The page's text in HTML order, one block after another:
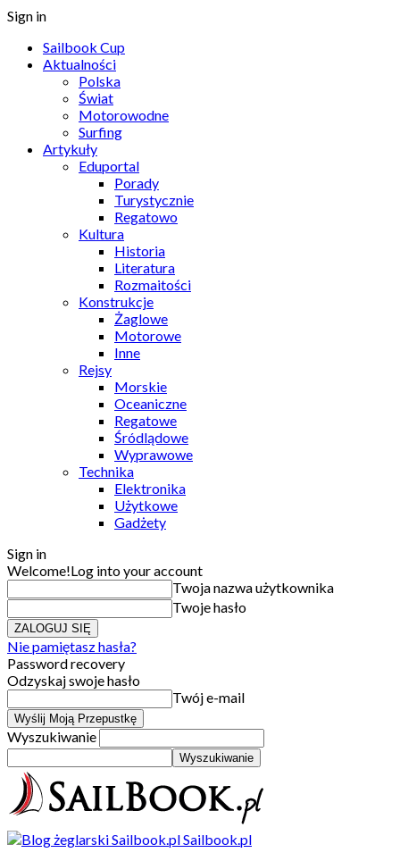
Sign in
Sailbook Cup
Aktualności
Polska
Świat
Motorowodne
Surfing
Artykuły
Eduportal
Porady
Turystycznie
Regatowo
Kultura
Historia
Literatura
Rozmaitości
Konstrukcje
Żaglowe
Motorowe
Inne
Rejsy
Morskie
Oceaniczne
Regatowe
Śródlądowe
Wyprawowe
Technika
Elektronika
Użytkowe
Gadżety
Sign in
Welcome!Log into your account
Twoja nazwa użytkownika
Twoje hasło
Nie pamiętasz hasła?
Password recovery
Odzyskaj swoje hasło
Twój e-mail
Wyszukiwanie
Sailbook.pl